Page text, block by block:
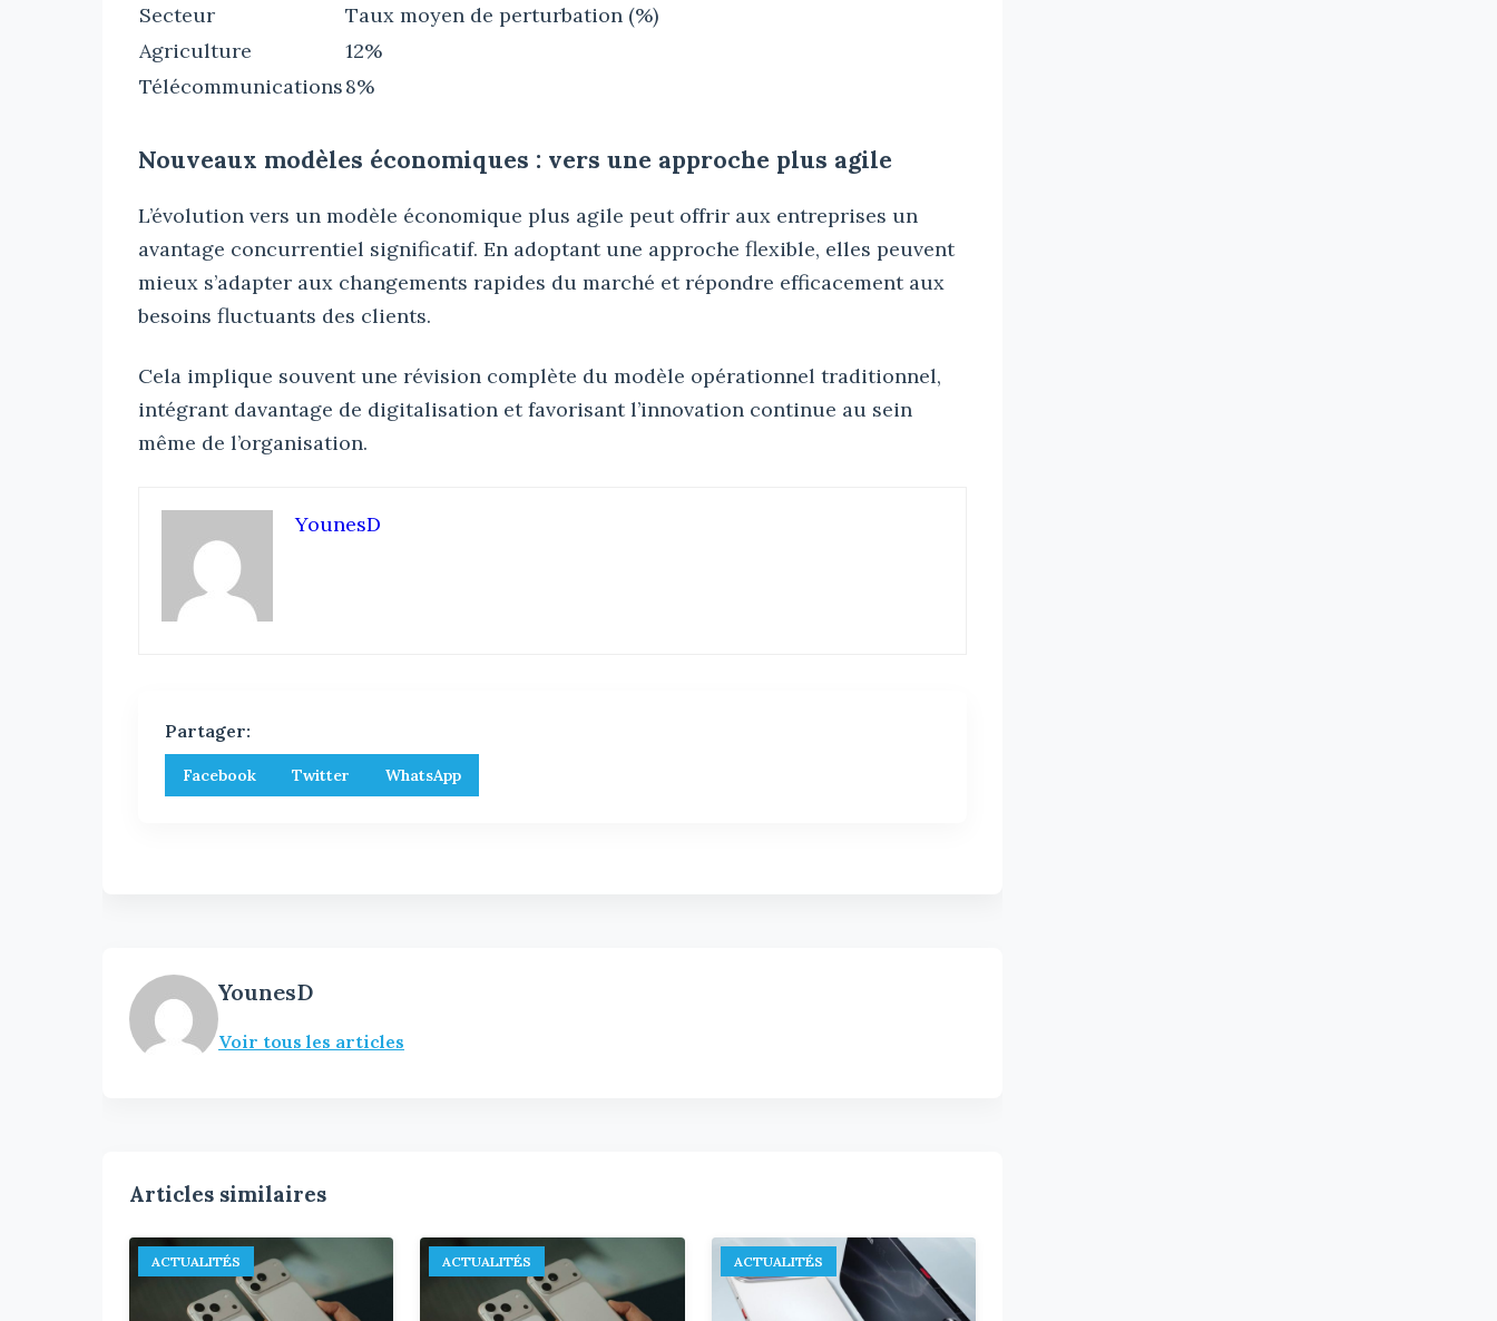
Secteur
Taux moyen de perturbation (%)
Agriculture
12%
Télécommunications8%
Nouveaux modèles économiques : vers une approche plus agile
L’évolution vers un modèle économique plus agile peut offrir aux entreprises un
avantage concurrentiel significatif. En adoptant une approche flexible, elles peuvent
mieux s’adapter aux changements rapides du marché et répondre efficacement aux
besoins fluctuants des clients.
Cela implique souvent une révision complète du modèle opérationnel traditionnel,
intégrant davantage de digitalisation et favorisant l’innovation continue au sein
même de l’organisation.
YounesD
Partager:
Facebook Twitter WhatsApp
YounesD
Voir tous les articles
Articles similaires
ACTUALITÉS ACTUALITÉS ACTUALITÉS